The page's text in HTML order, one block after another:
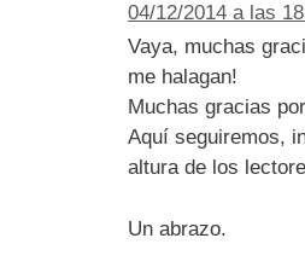
04/12/2014 a las
Vaya, muchas
me halagan!
Muchas gracias
Aquí seguiremos,
altura de los
Un abrazo.